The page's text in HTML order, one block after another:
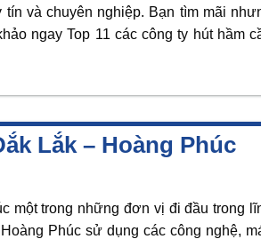
và chuyên nghiệp. Bạn tìm mãi
ngay Top 11 các công ty hút hầm
Lắk – Hoàng Phúc
một trong những đơn vị đi đầu trong
Phúc sử dụng các công nghệ,